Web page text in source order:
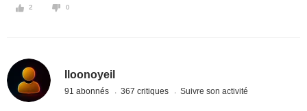
2 0
Iloonoyeil
91 abonnés 367 critiques Suivre son activité